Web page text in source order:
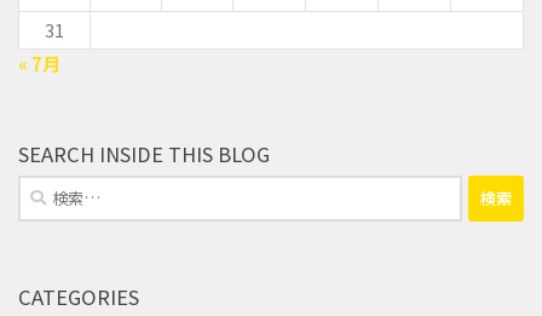
31
« 7月
SEARCH INSIDE THIS BLOG
検
索:
CATEGORIES